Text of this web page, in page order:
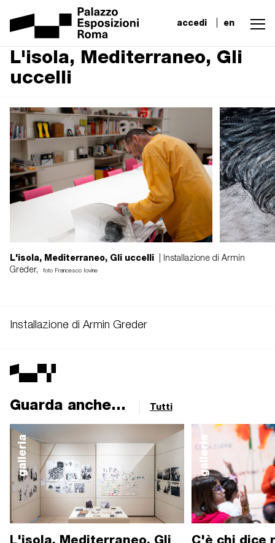
accedi en
L'isola, Mediterraneo, Gli
uccelli
L'isola, Mediterraneo, Gli uccelli | Installazione di Armin
Greder,
foto Francesco Iovine
Installazione di Armin Greder
Guarda anche... Tutti
galleria
L'isola, Mediterraneo, Gli
galleria
C'è chi dice